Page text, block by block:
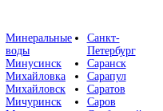
Минеральные
воды
Минусинск
Михайловка
Михайловск
Мичуринск
Санкт-
Петербург
Саранск
Сарапул
Саратов
Саров